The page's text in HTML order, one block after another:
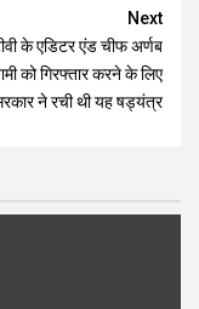
Next
के एडिटर एंड चीफ अर्णब
को गिरफ्तार करने के लिए
ने रची थी यह षड्यंत्र